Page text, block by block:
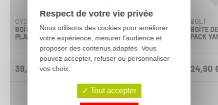
CYCRA
BOÎTE DE VIS POUR
PLASTIQUE KAWASAKI
39,90 €
BOÎTE DE VIS PRO
PACK SUZUKI
BOLT
BOÎTE
PACK
24,90
Respect de votre vie privée
Nous utilisons des cookies pour améliorer
votre expérience, mesurer l'audience et
proposer des contenus adaptés. Vous
pouvez accepter, refuser ou personnaliser
vos choix.
Tout accepter